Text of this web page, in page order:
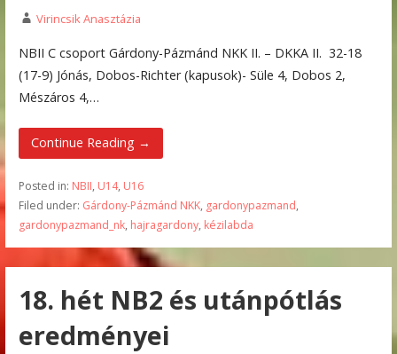
Virincsik Anasztázia
NBII C csoport Gárdony-Pázmánd NKK II. – DKKA II. 32-18
(17-9) Jónás, Dobos-Richter (kapusok)- Süle 4, Dobos 2,
Mészáros 4,…
Continue Reading →
Posted in: NBII, U14, U16
Filed under: Gárdony-Pázmánd NKK, gardonypazmand,
gardonypazmand_nk, hajragardony, kézilabda
18. hét NB2 és utánpótlás
eredményei